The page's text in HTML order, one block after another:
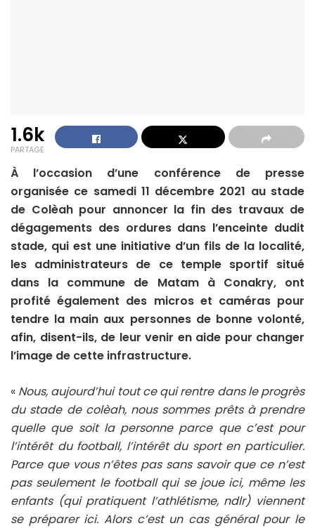
1.6k
PARTAGE
À l’occasion d’une conférence de presse
organisée ce samedi 11 décembre 2021 au stade
de Colèah pour annoncer la fin des travaux de
dégagements des ordures dans l’enceinte dudit
stade, qui est une initiative d’un fils de la localité,
les administrateurs de ce temple sportif situé
dans la commune de Matam à Conakry, ont
profité également des micros et caméras pour
tendre la main aux personnes de bonne volonté,
afin, disent-ils, de leur venir en aide pour changer
l’image de cette infrastructure.
« Nous, aujourd’hui tout ce qui rentre dans le progrès
du stade de colèah, nous sommes prêts à prendre
quelle que soit la personne parce que c’est pour
l’intérêt du football, l’intérêt du sport en particulier.
Parce que vous n’êtes pas sans savoir que ce n’est
pas seulement le football qui se joue ici, même les
enfants (qui pratiquent l’athlétisme, ndlr) viennent
se préparer ici. Alors c’est un cas général pour le